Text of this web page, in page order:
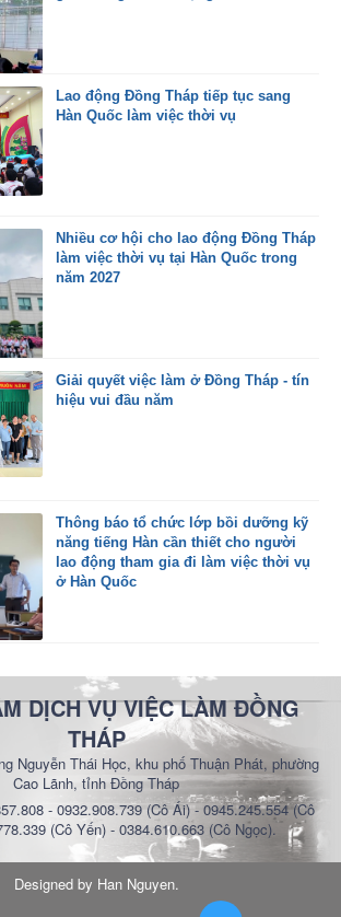
Lao động Đồng Tháp tiếp tục sang
Hàn Quốc làm việc thời vụ
Nhiều cơ hội cho lao động Đồng Tháp
làm việc thời vụ tại Hàn Quốc trong
năm 2027
Giải quyết việc làm ở Đồng Tháp - tín
hiệu vui đầu năm
Thông báo tổ chức lớp bồi dưỡng kỹ
năng tiếng Hàn cần thiết cho người
lao động tham gia đi làm việc thời vụ
ở Hàn Quốc
DỊCH VỤ VIỆC LÀM ĐỒNG
THÁP
Nguyễn Thái Học, khu phố Thuận Phát, phường
Cao Lãnh, tỉnh Đồng Tháp
- 0932.908.739 (Cô Ái) - 0945.245.554 (Cô
(Cô Yến) - 0384.610.663 (Cô Ngọc).
Designed by Han Nguyen.